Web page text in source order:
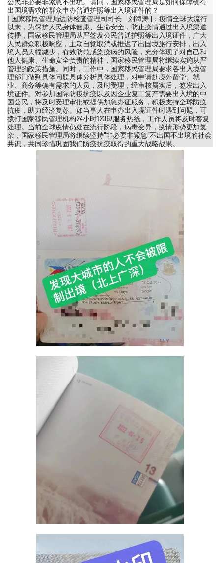
出国境需求的群众申办普通护照等出入境证件的？
[ 国家移民管理局边防检查管理司司长 刘海涛 ]：疫情全球大流行
以来，为保护人民身体健康、生命安全，防止疫情通过出入境渠道
传播，国家移民管理局从严签发公民普通护照等出入境证件，广大
人民群众积极响应，主动自觉取消或推迟了出国境旅行安排，出入
境人员大幅减少，有效防范感染疫病的风险，充分体现了对自己和
他人健康、生命安全负责的精神，国家移民管理局将继续实施从严
管理的政策措施。同时，工作中，国家移民管理局要求各出入境管
理部门做到具体问题具体分析具体处理，对申请赴境外留学、就
业、商务等确有需求的人员，及时受理，经审核属实后，签发出入
境证件。对参加国际防疫抗疫以及因企业复工复产需要出入境的中
国公民，将及时受理审批或提供加急办证服务，积极支持全球防疫
抗疫，助力经济复苏。如当事人在申办出入境证件时遇到问题，可
拨打国家移民管理机构24小时12367服务热线，工作人员将及时答复
处理。当前全球疫情仍处在流行阶段，病毒变异，疫情形势更加复
杂，国家移民管理局将继续坚持"非必要非紧急"不出国不出境的社会
共识，共同珍惜巩固我们防疫抗疫取得的重大战略战果。